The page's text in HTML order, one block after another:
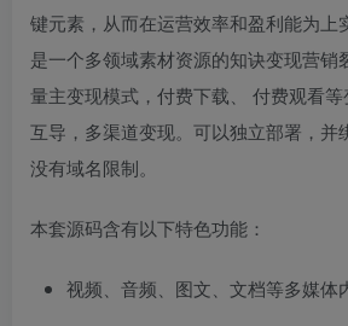
键元素，从而在运营效率和盈利能为上
是一个多领域素材资源的知诀变现营销
量主变现模式，付费下载、 付费观看
互导，多渠道变现。可以独立部署，并
没有域名限制。
本套源码含有以下特色功能：
视频、音频、图文、文档等多媒体